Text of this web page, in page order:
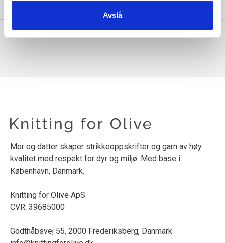
Avslå
PRODUKTINFORMASJON
Mor og datter skaper strikkeoppskrifter og garn av høy
kvalitet med respekt for dyr og miljø. Med base i
København, Danmark.
Knitting for Olive ApS
CVR: 39685000
Godthåbsvej 55, 2000 Frederiksberg, Danmark